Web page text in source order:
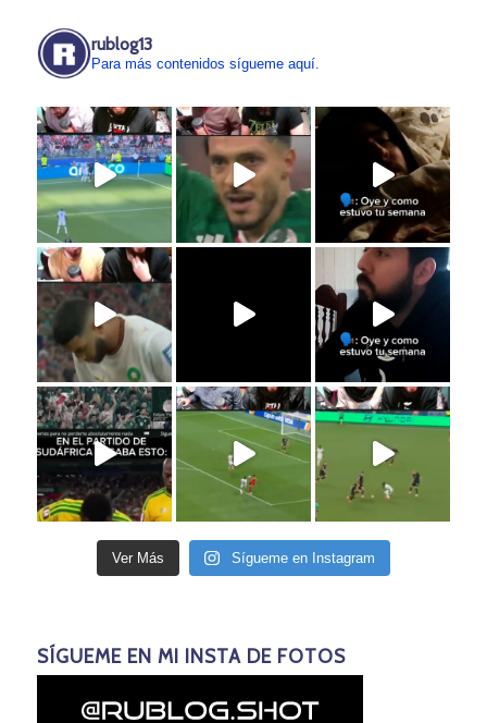
rublog13
Para más contenidos sígueme aquí.
Ver Más Sígueme en Instagram
SÍGUEME EN MI INSTA DE FOTOS